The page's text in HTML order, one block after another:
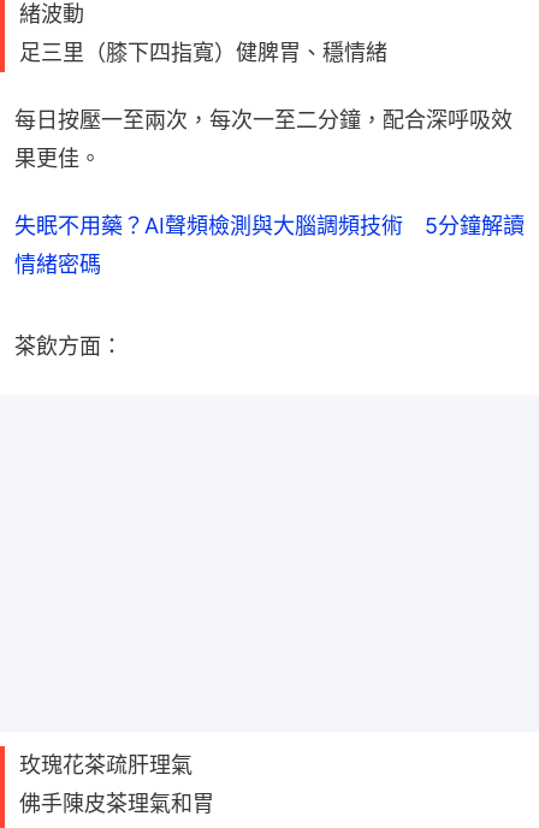
緒波動
足三里（膝下四指寬）健脾胃、穩情緒
每日按壓一至兩次，每次一至二分鐘，配合深呼吸效
果更佳。
失眠不用藥？AI聲頻檢測與大腦調頻技術 5分鐘解讀
情緒密碼
茶飲方面：
玫瑰花茶疏肝理氣
佛手陳皮茶理氣和胃